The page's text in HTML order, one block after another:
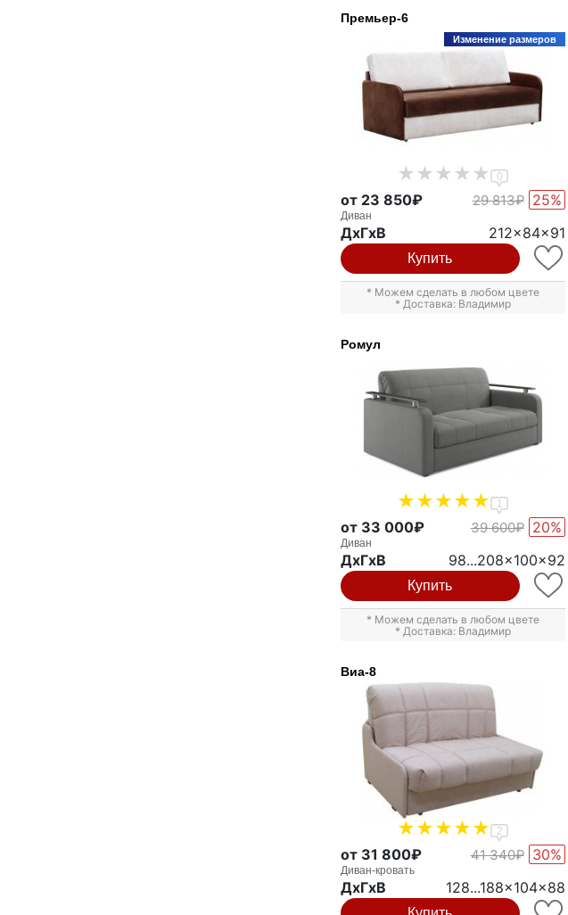
Премьер-6
Изменение размеров
0
от 23 850₽ 29 813₽ 25%
Диван
ДxГxВ 212x84x91
Купить
* Можем сделать в любом цвете
* Доставка: Владимир
Ромул
1
от 33 000₽ 39 600₽ 20%
Диван
ДxГxВ 98...208x100x92
Купить
* Можем сделать в любом цвете
* Доставка: Владимир
Виа-8
2
от 31 800₽ 41 340₽ 30%
Диван-кровать
ДxГxВ 128...188x104x88